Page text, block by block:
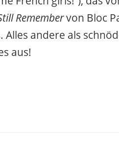
Remembervon Bloc
Alles andere als
aus!